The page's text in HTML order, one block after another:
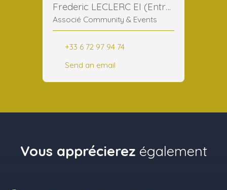
Frederic LECLERC EI (Entreprise Individuelle)
Associé Community & Events
+33 6 72 97 94 74
Send an email
Vous apprécierez également